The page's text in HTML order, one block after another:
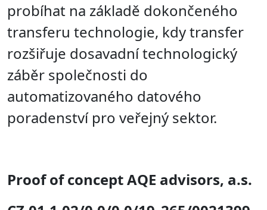
probíhat na základě dokončeného
transferu technologie, kdy transfer
rozšiřuje dosavadní technologický
záběr společnosti do
automatizovaného datového
poradenství pro veřejný sektor.
Proof of concept AQE advisors, a.s.